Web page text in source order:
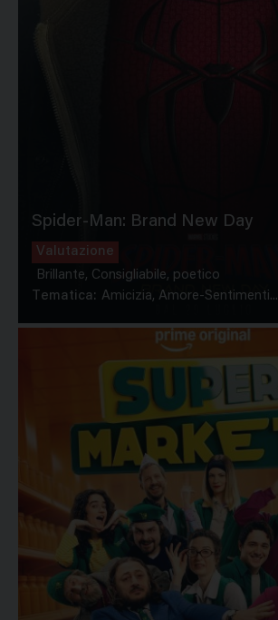
Spider-Man: Brand New Day
Valutazione
Brillante, Consigliabile, poetico
Tematica: Amicizia, Amore-Sentimenti...